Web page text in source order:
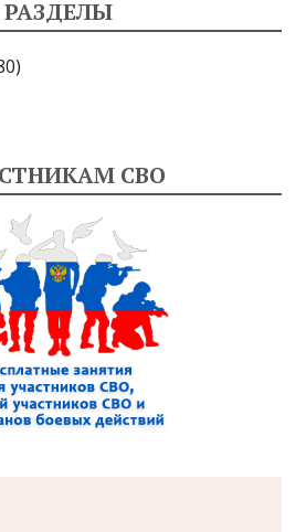
РАЗДЕЛЫ
СВО